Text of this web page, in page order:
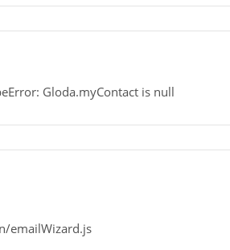
Gloda.myContact is null
emailWizard.js